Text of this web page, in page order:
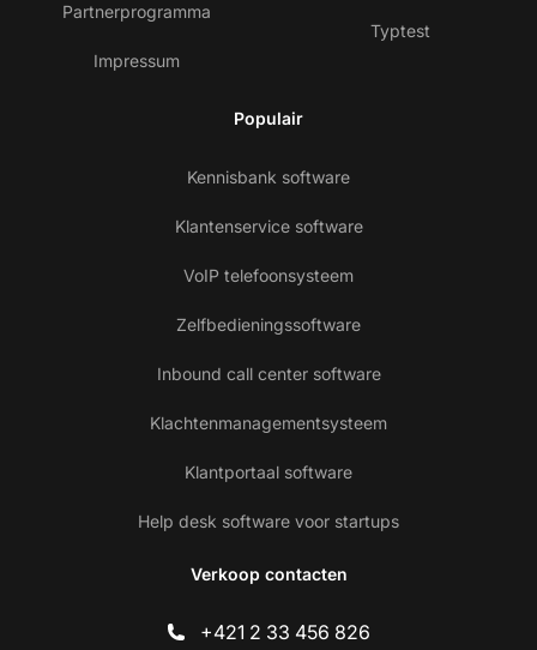
Partnerprogramma
Impressum
Typtest
Populair
Kennisbank software
Klantenservice software
VoIP telefoonsysteem
Zelfbedieningssoftware
Inbound call center software
Klachtenmanagementsysteem
Klantportaal software
Help desk software voor startups
Verkoop contacten
+421 2 33 456 826